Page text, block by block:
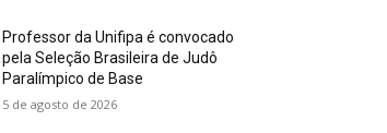
Professor da Unifipa é convocado
pela Seleção Brasileira de Judô
Paralímpico de Base
5 de agosto de 2026